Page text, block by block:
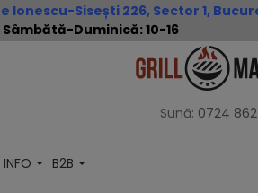
Ionescu-Sisești 226, Sector 1,
Duminică: 10-16
Sună: 0724 862
INFO
B2B